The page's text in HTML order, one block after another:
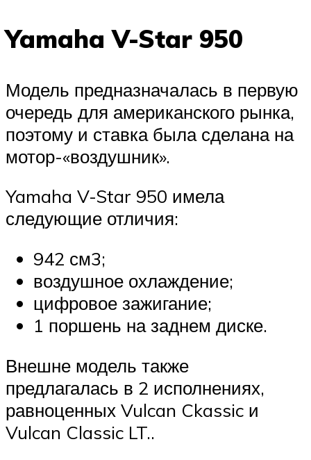
Yamaha V-Star 950
Модель предназначалась в первую
очередь для американского рынка,
поэтому и ставка была сделана на
мотор-«воздушник».
Yamaha V-Star 950 имела
следующие отличия:
942 см3;
воздушное охлаждение;
цифровое зажигание;
1 поршень на заднем диске.
Внешне модель также
предлагалась в 2 исполнениях,
равноценных Vulcan Ckassic и
Vulcan Classic LT..